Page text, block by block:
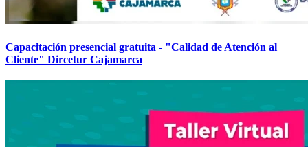
Capacitación presencial gratuita - "Calidad de Atención al
Cliente" Dircetur Cajamarca